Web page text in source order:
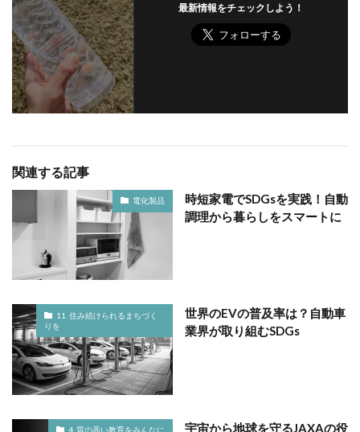
最新情報をチェックしよう！
関連する記事
電化製品
時短家電でSDGsを実践！自動
調理から暮らしをスマートに
11. 住み続けられるまちづく
りを
世界のEVの普及率は？自動車
業界が取り組むSDGs
4. 質の高い教育をみんなに 宇宙から地球を守るJAXAの役